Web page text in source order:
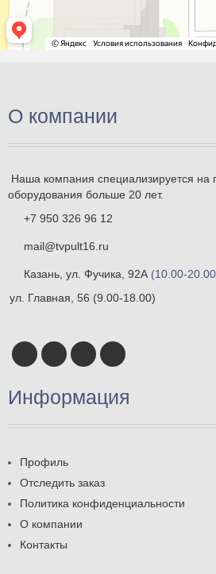
О компании
Наша компания специализируется на
оборудования больше 20 лет.
+7 950 326 96 12
mail@tvpult16.ru
Казань, ул. Фучика, 92А (10.00-
ул. Главная, 56 (9.00-18.00)
Информация
Профиль
Отследить заказ
Политика конфиденциальности
О компании
Контакты